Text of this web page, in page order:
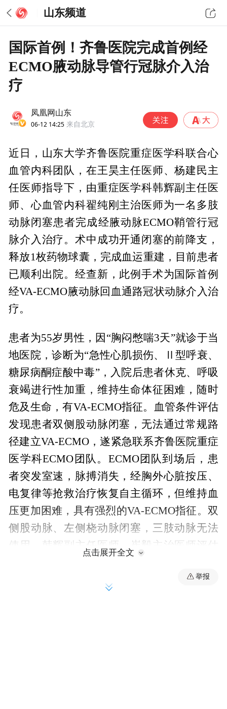
山东频道
国际首例！齐鲁医院完成首例经
ECMO腋动脉导管行冠脉介入治
疗
凤凰网山东
06-12 14:25 来自北京
近日，山东大学齐鲁医院重症医学科联合心
血管内科团队，在王昊主任医师、杨建民主
任医师指导下，由重症医学科韩辉副主任医
师、心血管内科翟纯刚主治医师为一名多肢
动脉闭塞患者完成经腋动脉ECMO鞘管行冠
脉介入治疗。术中成功开通闭塞的前降支，
释放1枚药物球囊，完成血运重建，目前患者
已顺利出院。经查新，此例手术为国际首例
经VA-ECMO腋动脉回血通路冠状动脉介入治
疗。
患者为55岁男性，因“胸闷憋喘3天”就诊于当
地医院，诊断为“急性心肌损伤、Ⅱ型呼衰、
糖尿病酮症酸中毒”，入院后患者休克、呼吸
衰竭进行性加重，维持生命体征困难，随时
危及生命，有VA-ECMO指征。血管条件评估
发现患者双侧股动脉闭塞，无法通过常规路
径建立VA-ECMO，遂紧急联系齐鲁医院重症
医学科ECMO团队。ECMO团队到场后，患
者突发室速，脉搏消失，经胸外心脏按压、
电复律等抢救治疗恢复自主循环，但维持血
压更加困难，具有强烈的VA-ECMO指征。双
侧股动脉、左侧桡动脉闭塞，三肢动脉无法
使用。韩辉副主任医师、崔毅主治医师评估
股静脉建立VA-ECMO，上机后立即转运至山
点击展开全文
举报